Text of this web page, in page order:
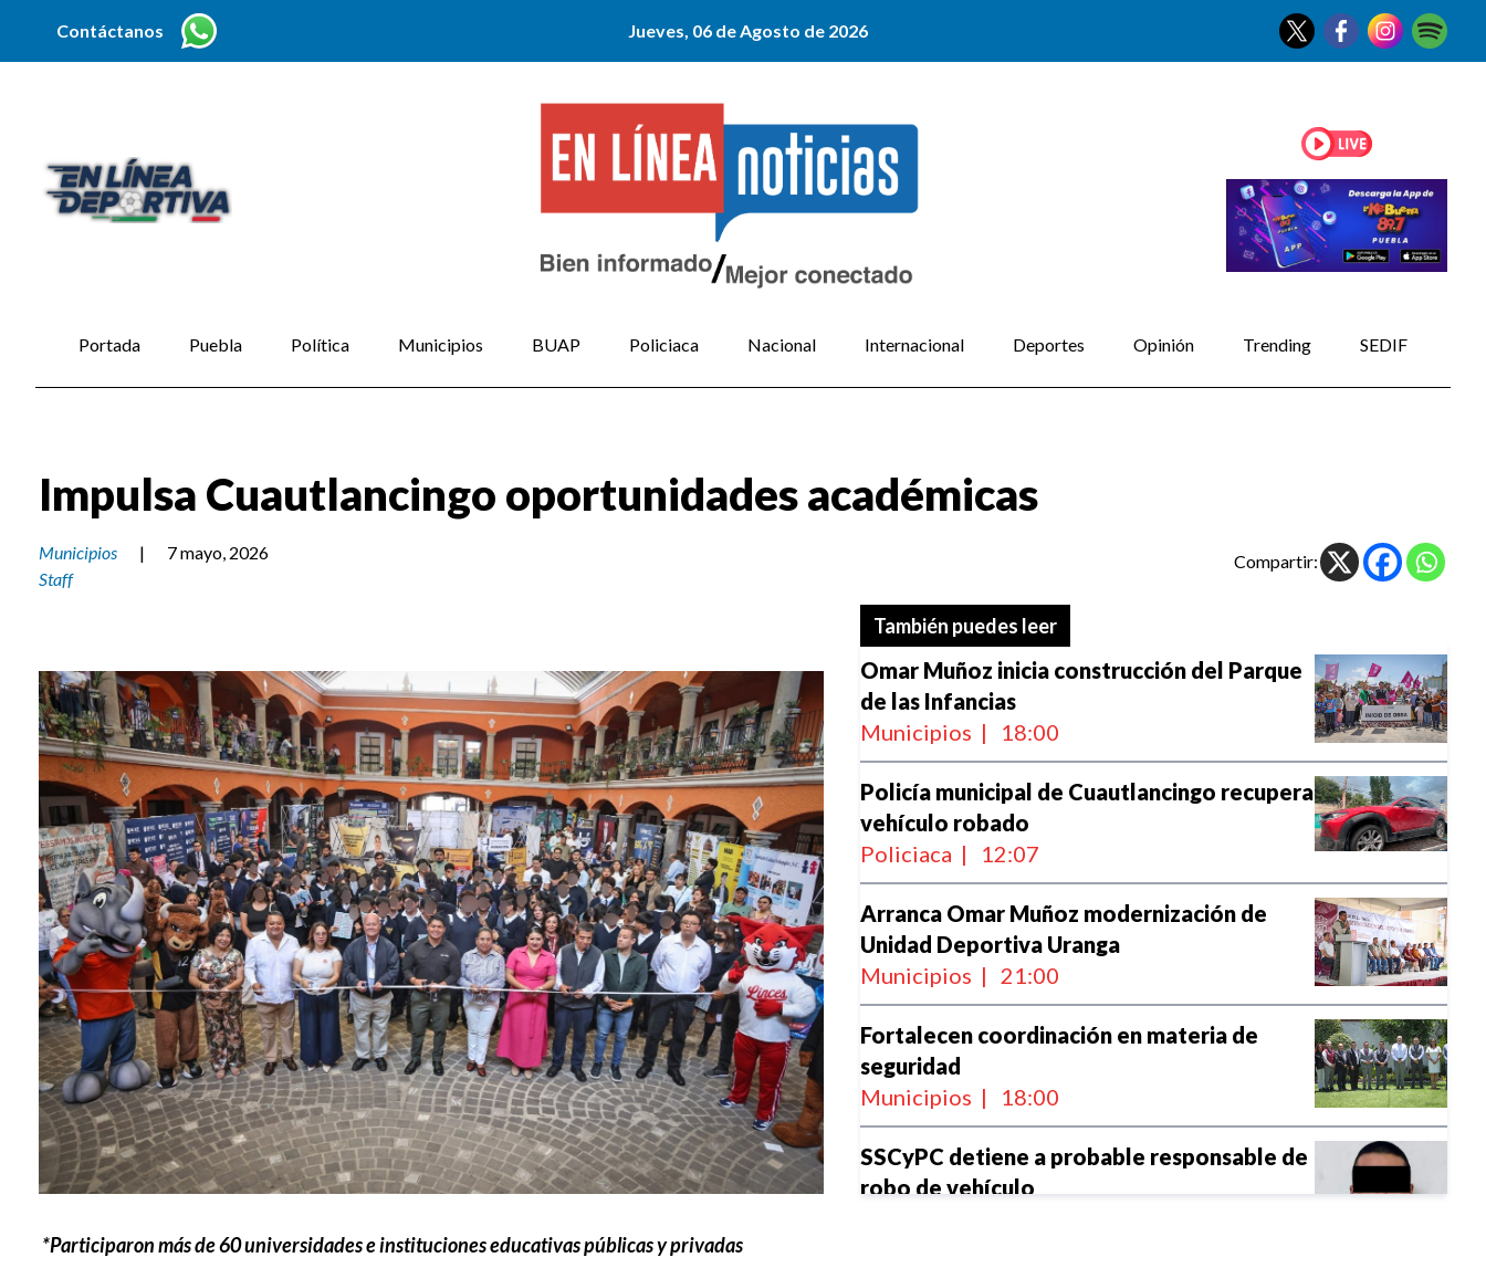
Contáctanos Jueves, 06 de Agosto de 2026
Portada Puebla Política Municipios BUAP Policiaca Nacional Internacional Deportes Opinión Trending SEDIF
Impulsa Cuautlancingo oportunidades académicas
Municipios |
7 mayo, 2026
Staff
Compartir:
También puedes leer
Omar Muñoz inicia construcción del Parque
de las Infancias
Municipios | 18:00
Policía municipal de Cuautlancingo recupera
vehículo robado
Policiaca | 12:07
Arranca Omar Muñoz modernización de
Unidad Deportiva Uranga
Municipios | 21:00
Fortalecen coordinación en materia de
seguridad
Municipios | 18:00
SSCyPC detiene a probable responsable de
robo de vehículo
*Participaron más de 60 universidades e instituciones educativas públicas y privadas